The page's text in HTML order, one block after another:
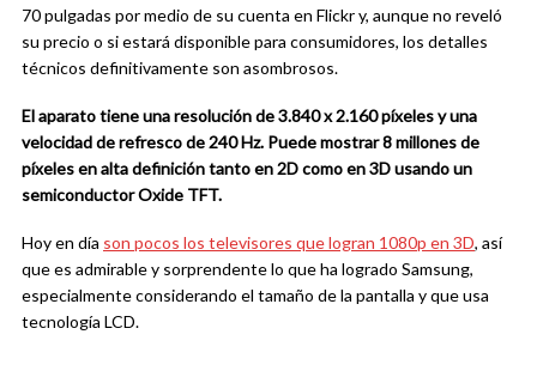
70 pulgadas por medio de su cuenta en Flickr y, aunque no reveló
su precio o si estará disponible para consumidores, los detalles
técnicos definitivamente son asombrosos.
El aparato tiene una resolución de 3.840 x 2.160 píxeles y una
velocidad de refresco de 240 Hz. Puede mostrar 8 millones de
píxeles en alta definición tanto en 2D como en 3D usando un
semiconductor Oxide TFT.
Hoy en día son pocos los televisores que logran 1080p en 3D, así
que es admirable y sorprendente lo que ha logrado Samsung,
especialmente considerando el tamaño de la pantalla y que usa
tecnología LCD.